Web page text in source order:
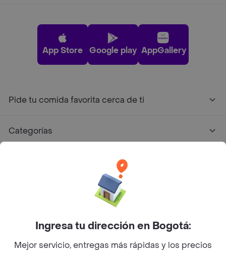
App Store Google play AppGallery
Pide tu comida favorita cerca de ti
Categorías
Facebook
Twitter
Instagram
©2026Rappi Inc. All rights reserved.
Ingresa tu dirección en Bogotá:
Mejor servicio, entregas más rápidas y los precios